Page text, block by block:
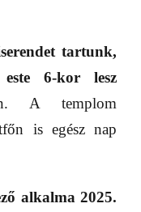
tartunk,
6-kor lesz
A templom
is egész nap
alkalma 2025.